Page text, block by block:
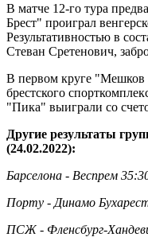
В матче 12-го тура
Брест" проиграл
Результативностью в
Стеван Сретенович,
В первом круге "Мешков
брестского
"Пика" выиграли со
Другие результаты
(24.02.2022):
Барселона - Веспрем
Порту - Динамо
ПСЖ - Фленсбург-